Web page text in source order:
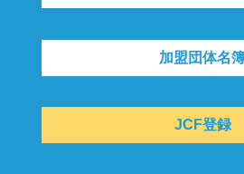
加盟団体名
JCF登録